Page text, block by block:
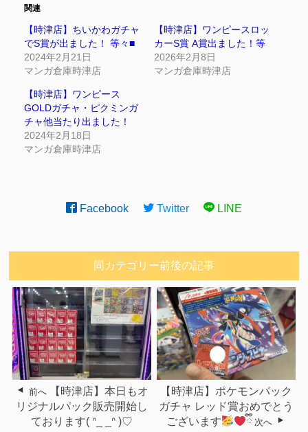
関連
【時津店】ちいかわガチャ
でS賞が出ました！ 等々■
2024年2月21日
マンガ倉庫時津店
【時津店】ワンピースロッ
カーS賞 A賞出ました！等
2026年2月8日
マンガ倉庫時津店
【時津店】ワンピース
GOLDガチャ・ピクミンガ
チャ他当たり出ました！
2024年2月18日
マンガ倉庫時津店
Facebook Twitter LINE
同カテゴリー前後の記事
前へ
【時津店】本日もオ
リジナルパック販売開始し
ております‎( ᐢ_ _ᐢ )♡
【時津店】ポケモンパック
ガチャ レッド賞おめでとう
ございます
ྀི 次へ